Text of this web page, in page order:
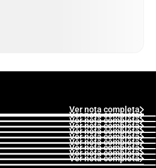
Ver nota completa
Ver nota completa
Ver nota completa
Ver nota completa
Ver nota completa
Ver nota completa
Ver nota completa
Ver nota completa
Ver nota completa
Ver nota completa